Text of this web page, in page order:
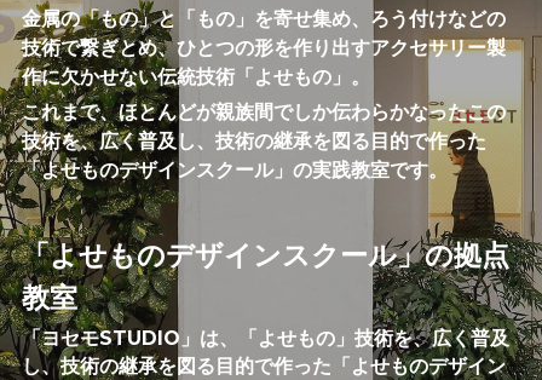
金属の「もの」と「もの」を寄せ集め、ろう付けなどの
技術で繋ぎとめ、ひとつの形を作り出すアクセサリー製
作に欠かせない伝統技術「よせもの」。
これまで、ほとんどが親族間でしか伝わらかなったこの
技術を、広く普及し、技術の継承を図る目的で作った
「よせものデザインスクール」の実践教室です。
「よせものデザインスクール」の拠点
教室
「ヨセモSTUDIO」は、「よせもの」技術を、広く普及
し、技術の継承を図る目的で作った「よせものデザイン